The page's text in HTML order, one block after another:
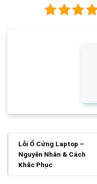
Lỗi Ổ Cứng Laptop –
Nguyên Nhân & Cách
Khắc Phục